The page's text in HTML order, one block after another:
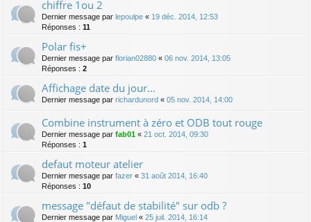
chiffre 1ou 2
Dernier message par lepoulpe « 19 déc. 2014, 12:53
Réponses : 11
Polar fis+
Dernier message par florian02880 « 06 nov. 2014, 13:05
Réponses : 2
Affichage date du jour...
Dernier message par richardunord « 05 nov. 2014, 14:00
Combine instrument à zéro et ODB tout rouge
Dernier message par fab01 « 21 oct. 2014, 09:30
Réponses : 1
defaut moteur atelier
Dernier message par fazer « 31 août 2014, 16:40
Réponses : 10
message "défaut de stabilité" sur odb ?
Dernier message par Miguel « 25 juil. 2014, 16:14